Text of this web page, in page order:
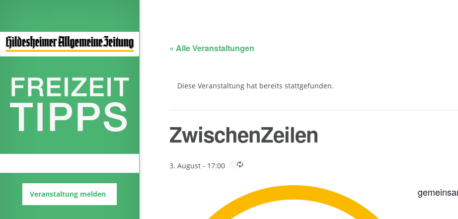
Veranstaltung melden
« Alle Veranstaltungen
Diese Veranstaltung hat bereits stattgefunden.
ZwischenZeilen
3. August - 17:00